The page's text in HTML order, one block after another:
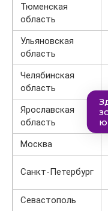
Тюменская
область
Ульяновская
область
Челябинская
область
Ярославская
область
Москва
Санкт-Петербург
Севастополь